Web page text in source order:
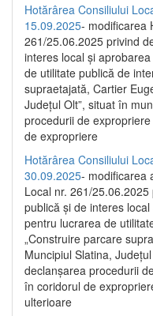
Hotărârea Consiliului
15.09.2025- modificarea
261/25.06.2025 privind
interes local și
de utilitate publică de
supraetajată, Cartier
Județul Olt”, situat în
procedurii de
de expropriere
Hotărârea Consiliului
30.09.2025- modificarea
Local nr. 261/
publică şi de interes
pentru lucrarea de
„Construire parcare
Muncipiul Slatina,
declanşarea procedurii
în coridorul de
ulterioare